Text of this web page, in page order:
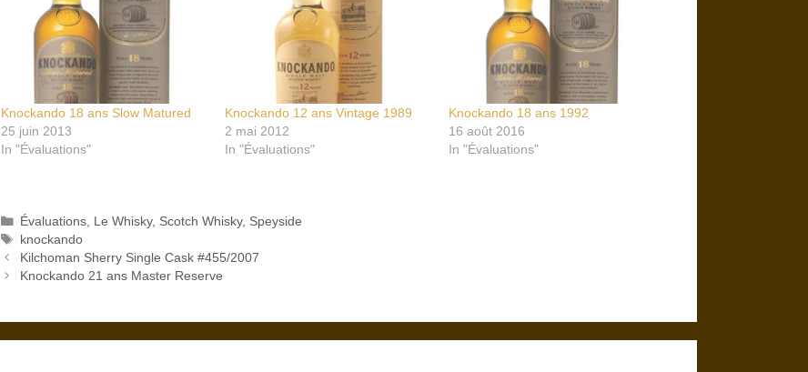
Knockando 18 ans Slow Matured
25 juin 2013
In "Évaluations"
Knockando 12 ans Vintage 1989
2 mai 2012
In "Évaluations"
Knockando 18 ans 1992
16 août 2016
In "Évaluations"
Catégories
Évaluations Le Whisky, Scotch Whisky, Speyside
Étiquettes
knockando
Kilchoman Sherry Single Cask #455/2007
Knockando 21 ans Master Reserve